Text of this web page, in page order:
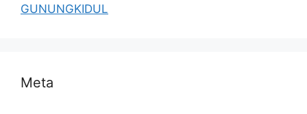
GUNUNGKIDUL
Meta